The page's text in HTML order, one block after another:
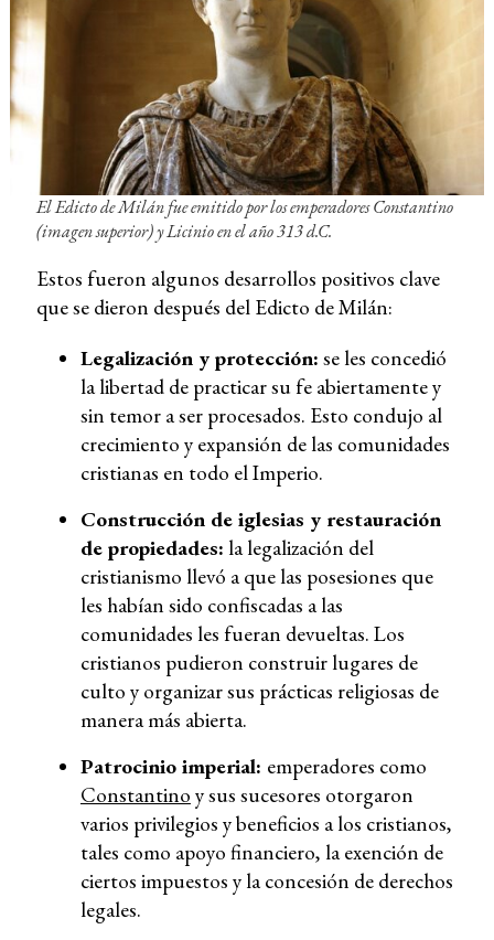
El Edicto de Milán fue emitido por los emperadores Constantino
(imagen superior) y Licinio en el año 313 d.C.
Estos fueron algunos desarrollos positivos clave
que se dieron después del Edicto de Milán:
Legalización y protección: se les concedió
la libertad de practicar su fe abiertamente y
sin temor a ser procesados. Esto condujo al
crecimiento y expansión de las comunidades
cristianas en todo el Imperio.
Construcción de iglesias y restauración
de propiedades: la legalización del
cristianismo llevó a que las posesiones que
les habían sido confiscadas a las
comunidades les fueran devueltas. Los
cristianos pudieron construir lugares de
culto y organizar sus prácticas religiosas de
manera más abierta.
Patrocinio imperial: emperadores como
Constantino y sus sucesores otorgaron
varios privilegios y beneficios a los cristianos,
tales como apoyo financiero, la exención de
ciertos impuestos y la concesión de derechos
legales.